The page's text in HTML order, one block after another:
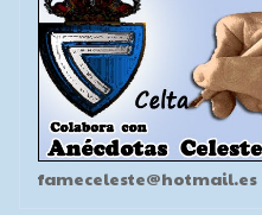
fameceleste@hotmail.es